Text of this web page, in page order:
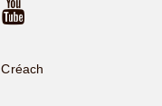
Créach